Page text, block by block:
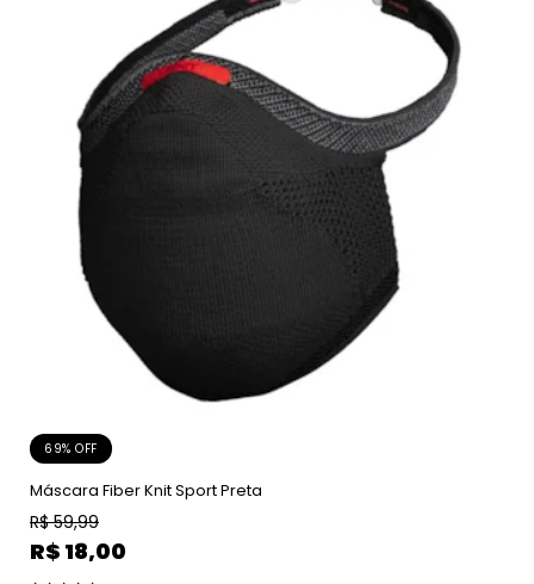
69% OFF
Máscara Fiber Knit Sport Preta
R$ 59,99
R$ 18,00